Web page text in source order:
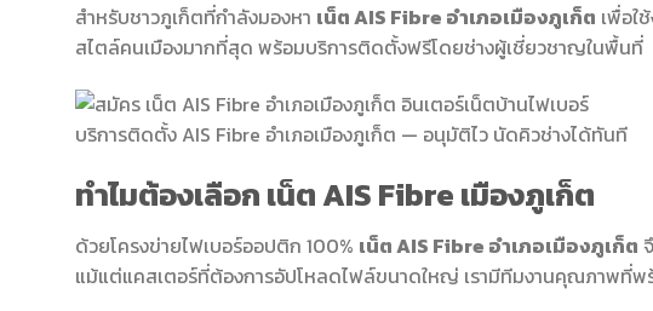
สำหรับชาวภูเก็ตที่กำลังมองหา เน็ต AIS Fibre อำเภอเมืองภูเก็ต เพื่อใ
สไตล์คนเมืองมากที่สุด พร้อมบริการติดตั้งฟรีโดยช่างผู้เชี่ยวชาญในพื้นที่
บริการติดตั้ง AIS Fibre อำเภอเมืองภูเก็ต — อนุมัติไว นัดคิวช่างได้ทันที
ทำไมต้องเลือก เน็ต AIS Fibre เมืองภูเก็ต
ด้วยโครงข่ายไฟเบอร์ออปติก 100% เน็ต AIS Fibre อำเภอเมืองภูเก็ต
แม้แต่แคสเตอร์ที่ต้องการอัปโหลดไฟล์ขนาดใหญ่ เรามีทีมงานคุณภาพที่